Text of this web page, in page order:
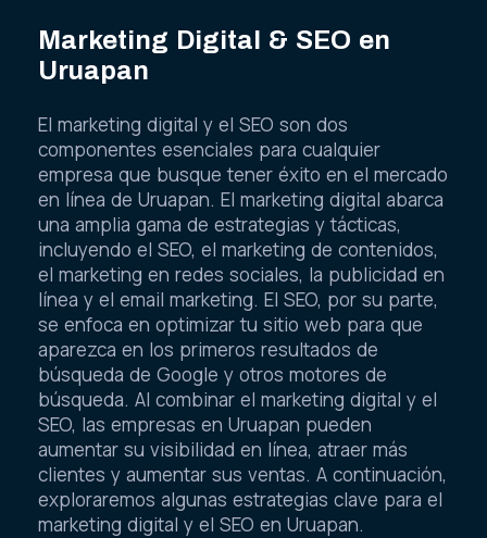
Marketing Digital & SEO en
Uruapan
El marketing digital y el SEO son dos
componentes esenciales para cualquier
empresa que busque tener éxito en el mercado
en línea de Uruapan. El marketing digital abarca
una amplia gama de estrategias y tácticas,
incluyendo el SEO, el marketing de contenidos,
el marketing en redes sociales, la publicidad en
línea y el email marketing. El SEO, por su parte,
se enfoca en optimizar tu sitio web para que
aparezca en los primeros resultados de
búsqueda de Google y otros motores de
búsqueda. Al combinar el marketing digital y el
SEO, las empresas en Uruapan pueden
aumentar su visibilidad en línea, atraer más
clientes y aumentar sus ventas. A continuación,
exploraremos algunas estrategias clave para el
marketing digital y el SEO en Uruapan.